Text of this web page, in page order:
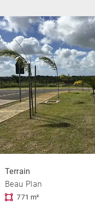
Terrain
Beau Plan
771 m²